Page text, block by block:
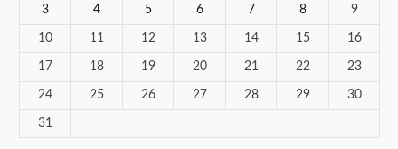
3 4 5 6 7 8 9
10 11 12 13 14 15 16
17 18 19 20 21 22 23
24 25 26 27 28 29 30
31